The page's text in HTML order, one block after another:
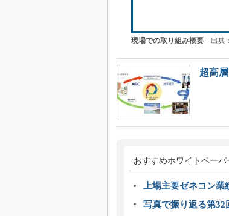
現場での取り組み概要出典：
超高
おすすめホワイトペーパ
上場主要ゼネコン
写真で振り返る第32